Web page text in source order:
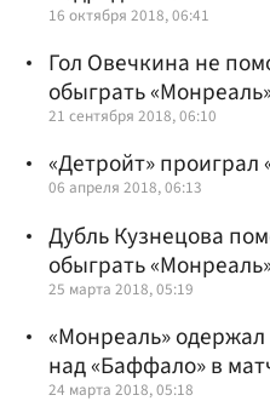
16 октября 2018, 06:41
Гол Овечкина не
обыграть
21 сентября 2018, 06:10
«Детройт»
06 апреля 2018, 06:13
Дубль Кузнецова
обыграть
25 марта 2018, 05:19
«Монреаль»
над «Баффало» в
24 марта 2018, 05:18